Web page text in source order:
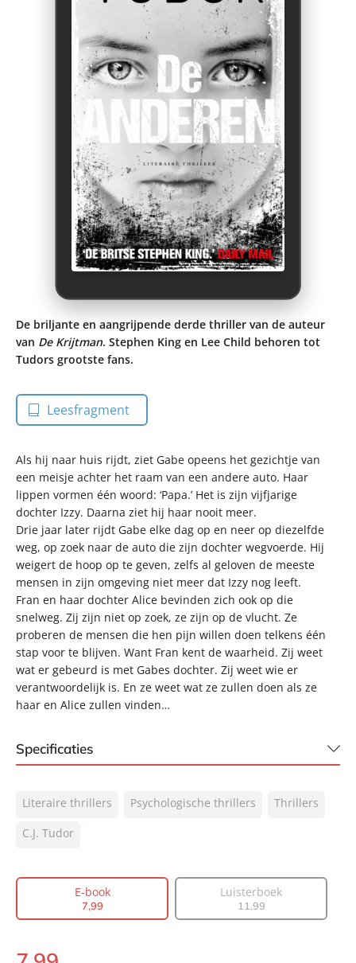
De briljante en aangrijpende derde thriller van de auteur
van De Krijtman. Stephen King en Lee Child behoren tot
Tudors grootste fans.
Leesfragment
Als hij naar huis rijdt, ziet Gabe opeens het gezichtje van
een meisje achter het raam van een andere auto. Haar
lippen vormen één woord: ‘Papa.’ Het is zijn vijfjarige
dochter Izzy. Daarna ziet hij haar nooit meer.
Drie jaar later rijdt Gabe elke dag op en neer op diezelfde
weg, op zoek naar de auto die zijn dochter wegvoerde. Hij
weigert de hoop op te geven, zelfs al geloven de meeste
mensen in zijn omgeving niet meer dat Izzy nog leeft.
Fran en haar dochter Alice bevinden zich ook op die
snelweg. Zij zijn niet op zoek, ze zijn op de vlucht. Ze
proberen de mensen die hen pijn willen doen telkens één
stap voor te blijven. Want Fran kent de waarheid. Zij weet
wat er gebeurd is met Gabes dochter. Zij weet wie er
verantwoordelijk is. En ze weet wat ze zullen doen als ze
haar en Alice zullen vinden…
Specificaties
NUR:
305
Type:
Vertaler:
Erica Feberwee
Aantal pagina's:
240
Literaire thrillers Psychologische thrillers
Thrillers
C.J. Tudor
E-book
7,99
Luisterboek
11,99